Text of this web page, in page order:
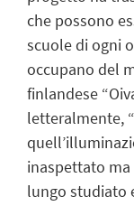
che possono
scuole di ogni
occupano del
finlandese
letteralmente,
inaspettato ma
lungo studiato